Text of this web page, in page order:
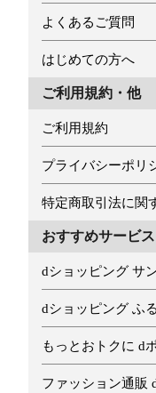
よくあるご質問
はじめての方へ
ご利用規約・他
ご利用規約
プライバシーポリ
特定商取引法に関
おすすめサービス
dショッピング サ
dショッピング ふ
もっとおトクに d
ファッション通販